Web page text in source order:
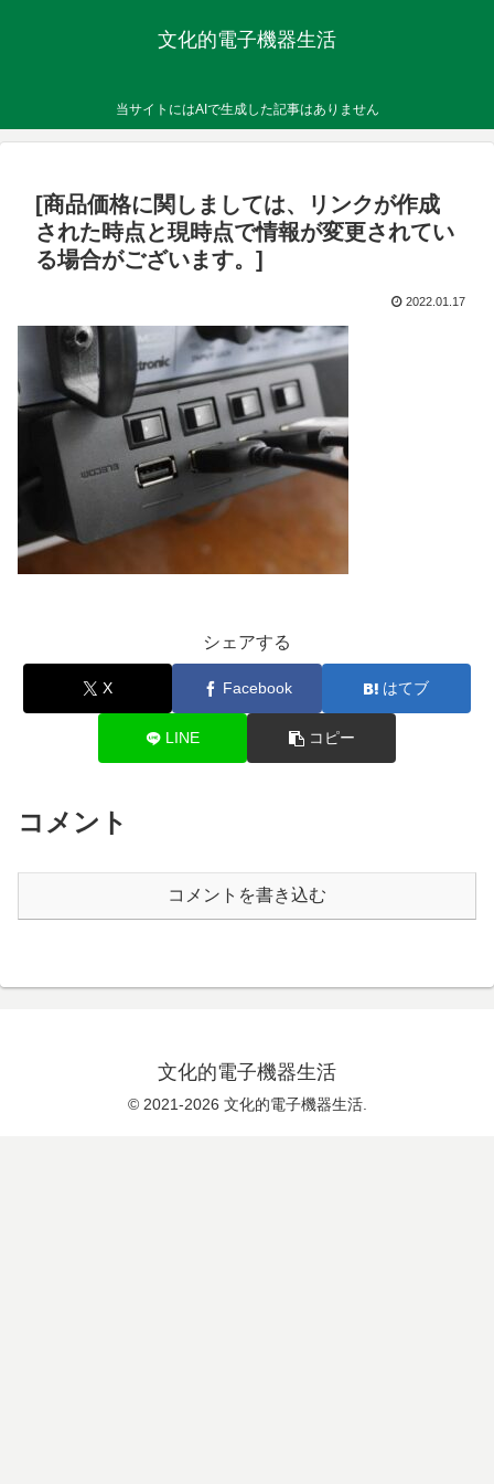
文化的電子機器生活
当サイトにはAIで生成した記事はありません
[商品価格に関しましては、リンクが作成
された時点と現時点で情報が変更されてい
る場合がございます。]
2022.01.17
シェアする
X Facebook はてブ
LINE コピー
コメント
コメントを書き込む
文化的電子機器生活
© 2021-2026 文化的電子機器生活.